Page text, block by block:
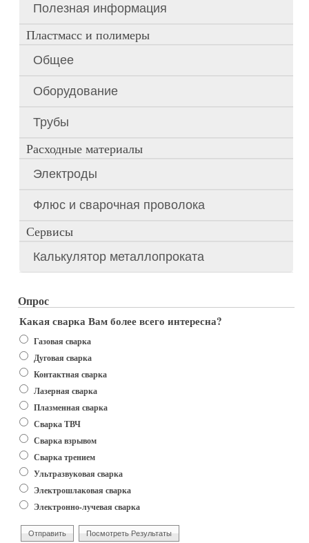
Полезная информация
Пластмасс и полимеры
Общее
Оборудование
Трубы
Расходные материалы
Электроды
Флюс и сварочная проволока
Сервисы
Калькулятор металлопроката
Опрос
Какая сварка Вам более всего интересна?
Варианты
Газовая сварка
Дуговая сварка
Контактная сварка
Лазерная сварка
Плазменная сварка
Сварка ТВЧ
Сварка взрывом
Сварка трением
Ультразвуковая сварка
Электрошлаковая сварка
Электронно-лучевая сварка